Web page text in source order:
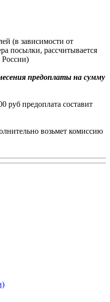
(в зависимости от
посылки, рассчитывается
предоплаты на сумму
руб предоплата составит
возьмет комиссию